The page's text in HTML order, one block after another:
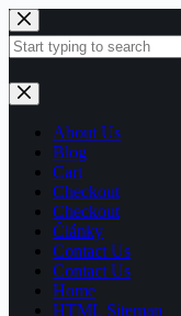
Skip
to
content
No
results
About Us
Blog
Cart
Checkout
Checkout
Články
Contact Us
Contact Us
Home
HTML Sitemap